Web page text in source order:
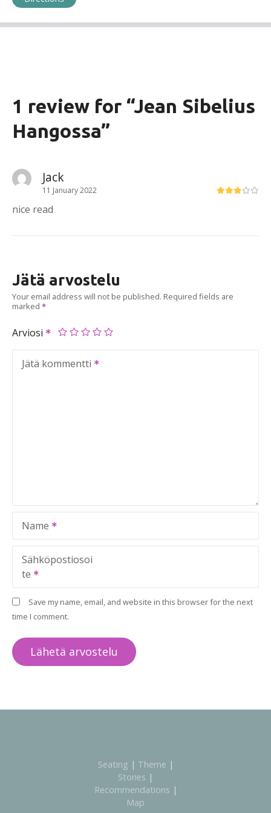
1 review for “Jean Sibelius
Hangossa”
Jack
11 January 2022
nice read
Jätä arvostelu
Your email address will not be published. Required fields are
marked
Arviosi
Jätä kommentti
Name
Sähköpostiosoi
te
Save my name, email, and website in this browser for the next
time I comment.
Seating | Theme |
Stories |
Recommendations |
Map